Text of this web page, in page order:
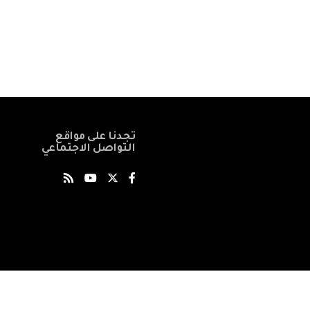
تجدنا على مواقع
التواصل الاجتماعي